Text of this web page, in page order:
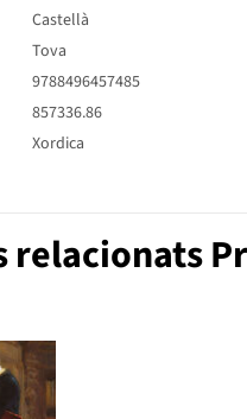
Castellà
Tova
9788496457485
857336.86
Xordica
relacionats